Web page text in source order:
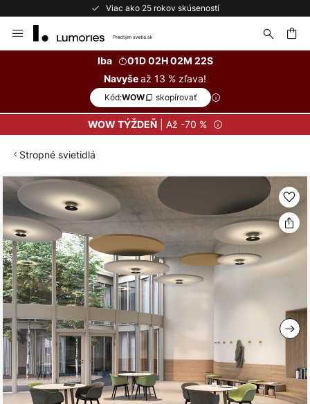
Viac ako 25 rokov skúseností
to
Iba
01D 02H 02M 21S
Navyšeaž 13 % zľava!
Kód:WOW skopírovať
WOW TÝŽDEŇ| Až -70 %
Stropné svietidlá
Preskočiť
koniec
galérie
obrázkov